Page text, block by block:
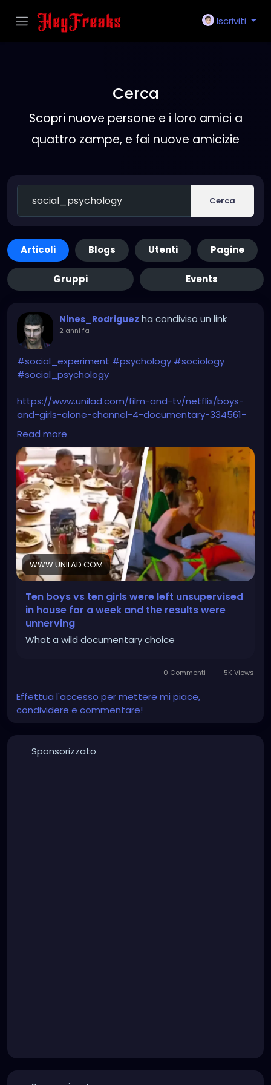
Iscriviti
Cerca
Scopri nuove persone e i loro amici a
quattro zampe, e fai nuove amicizie
Cerca
Articoli Blogs Utenti Pagine
Gruppi Events
Nines_Rodriguez ha condiviso un link
2 anni fa -
#social_experiment #psychology #sociology
#social_psychology
https://www.unilad.com/film-and-tv/netflix/boys-
and-girls-alone-channel-4-documentary-334561-
20240326
Read more
WWW.UNILAD.COM
Ten boys vs ten girls were left unsupervised
in house for a week and the results were
unnerving
What a wild documentary choice
0 Commenti 5K Views
Effettua l'accesso per mettere mi piace,
condividere e commentare!
Sponsorizzato